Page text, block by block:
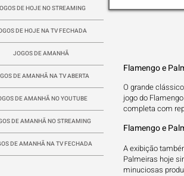
DE HOJE NO STREAMING
DE HOJE NA TV FECHADA
JOGOS DE AMANHÃ
DE AMANHÃ NA TV ABERTA
DE AMANHÃ NO YOUTUBE
DE AMANHÃ NO STREAMING
DE AMANHÃ NA TV FECHADA
Flamengo e
O grande
jogo do
completa com
Flamengo e
A exibição
Palmeiras hoje
minuciosas